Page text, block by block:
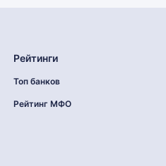
Рейтинги
Топ банков
Рейтинг МФО